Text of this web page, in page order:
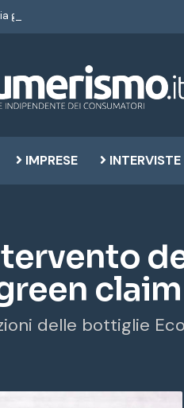
IMPRESE INTERVISTE
delle bottiglie